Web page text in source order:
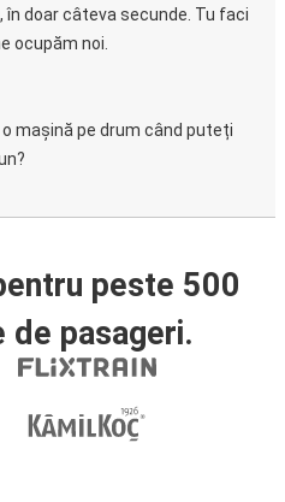
în doar câteva secunde. Tu faci
ocupăm noi.
mașină pe drum când puteți
peste 500
de pasageri.